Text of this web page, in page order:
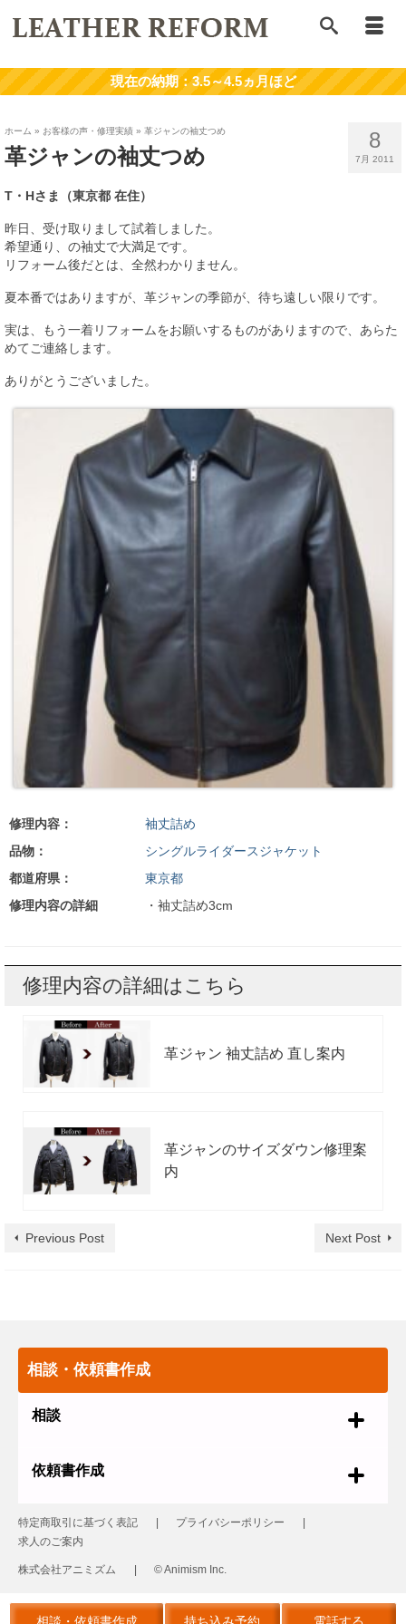
8
7月 2011
ホーム » お客様の声・修理実績 » 革ジャンの袖丈つめ
革ジャンの袖丈つめ
T・Hさま（東京都 在住）
昨日、受け取りまして試着しました。
希望通り、の袖丈で大満足です。
リフォーム後だとは、全然わかりません。
夏本番ではありますが、革ジャンの季節が、待ち遠しい限りです。
実は、もう一着リフォームをお願いするものがありますので、あらた
めてご連絡します。
ありがとうございました。
修理内容：
袖丈詰め
品物：
シングルライダースジャケット
都道府県：
東京都
修理内容の詳細
・袖丈詰め3cm
修理内容の詳細はこちら
革ジャン 袖丈詰め 直し案内
革ジャンのサイズダウン修理案
内
Previous Post Next Post
相談・依頼書作成
相談
依頼書作成
特定商取引に基づく表記
プライバシーポリシー
求人のご案内
株式会社アニミズム © Animism Inc.
© 2026 革製品の修理 レザーリフォーム